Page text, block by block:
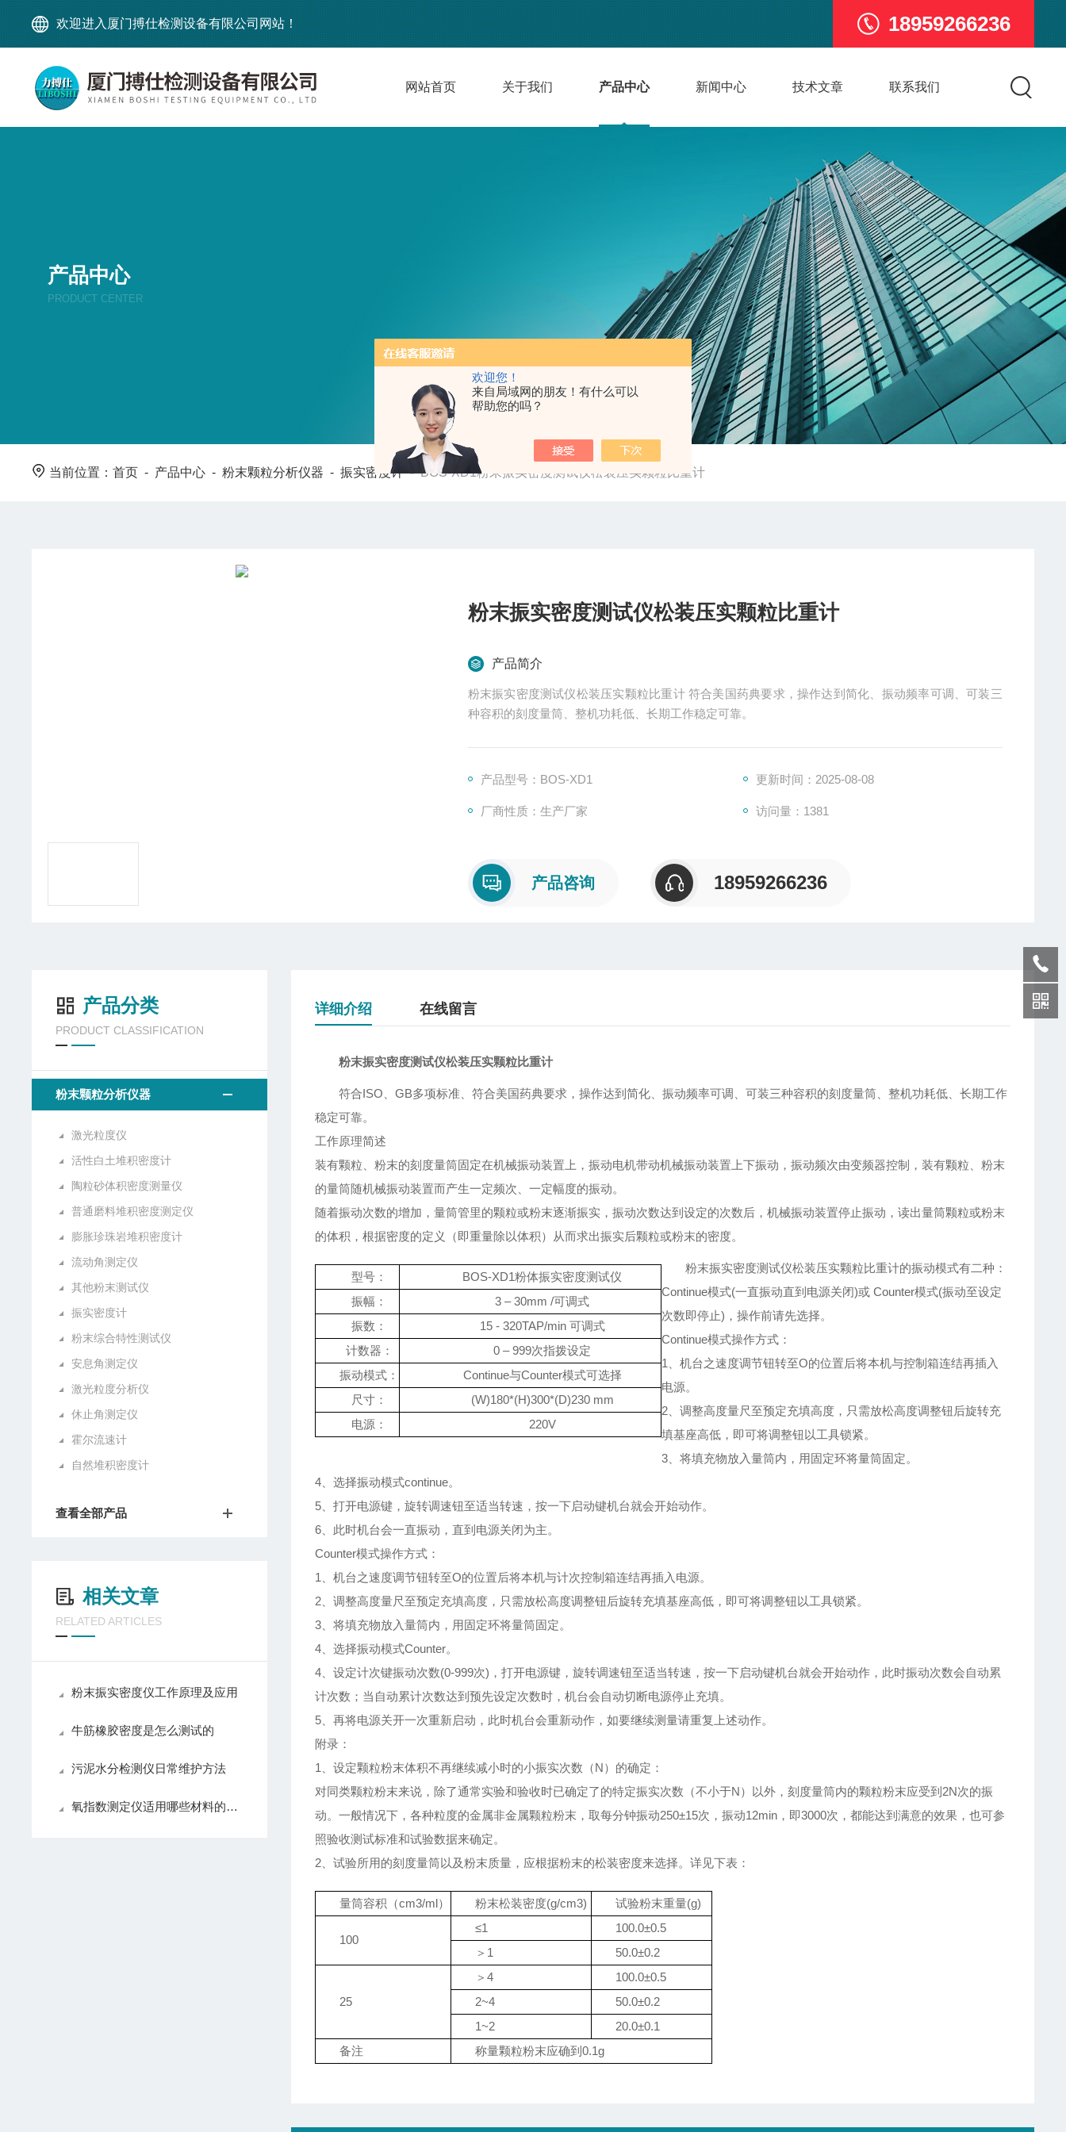
欢迎您！
来自局域网的朋友！有什么可以
帮助您的吗？
欢迎进入厦门搏仕检测设备有限公司网站！ 18959266236
网站首页 关于我们 产品中心 新闻中心 技术文章 联系我们
产品中心
PRODUCT CENTER
当前位置：首页 - 产品中心 -粉末颗粒分析仪器 -振实密度计-BOS-XD1粉末振实密度测试仪松装压实颗粒比重计
粉末振实密度测试仪松装压实颗粒比重计
产品简介
粉末振实密度测试仪松装压实颗粒比重计 符合美国药典要求，操作达到简化、振动频率可调、可装三
种容积的刻度量筒、整机功耗低、长期工作稳定可靠。
产品型号：BOS-XD1 更新时间：2025-08-08
厂商性质：生产厂家 访问量：1381
产品咨询 18959266236
产品分类
PRODUCT CLASSIFICATION
粉末颗粒分析仪器
激光粒度仪
活性白土堆积密度计
陶粒砂体积密度测量仪
普通磨料堆积密度测定仪
膨胀珍珠岩堆积密度计
流动角测定仪
其他粉末测试仪
振实密度计
粉末综合特性测试仪
安息角测定仪
激光粒度分析仪
休止角测定仪
霍尔流速计
自然堆积密度计
查看全部产品
相关文章
RELATED ARTICLES
粉末振实密度仪工作原理及应用
牛筋橡胶密度是怎么测试的
污泥水分检测仪日常维护方法
氧指数测定仪适用哪些材料的测定
详细介绍 在线留言
粉末振实密度测试仪松装压实颗粒比重计
符合ISO、GB多项标准、符合美国药典要求，操作达到简化、振动频率可调、可装三种容积的刻度量筒、整机功耗低、长期工作
稳定可靠。
工作原理简述
装有颗粒、粉末的刻度量筒固定在机械振动装置上，振动电机带动机械振动装置上下振动，振动频次由变频器控制，装有颗粒、粉末
的量筒随机械振动装置而产生一定频次、一定幅度的振动。
随着振动次数的增加，量筒管里的颗粒或粉末逐渐振实，振动次数达到设定的次数后，机械振动装置停止振动，读出量筒颗粒或粉末
的体积，根据密度的定义（即重量除以体积）从而求出振实后颗粒或粉末的密度。
型号：
BOS-XD1粉体振实密度测试仪
振幅：
3 – 30mm /可调式
振数：
15 - 320TAP/min 可调式
计数器：
0 – 999次指拨设定
振动模式：
Continue与Counter模式可选择
尺寸：
(W)180*(H)300*(D)230 mm
电源：
220V
粉末振实密度测试仪松装压实颗粒比重计的振动模式有二种：
Continue模式(一直振动直到电源关闭)或 Counter模式(振动至设定
次数即停止)，操作前请先选择。
Continue模式操作方式：
1、机台之速度调节钮转至O的位置后将本机与控制箱连结再插入
电源。
2、调整高度量尺至预定充填高度，只需放松高度调整钮后旋转充
填基座高低，即可将调整钮以工具锁紧。
3、将填充物放入量筒内，用固定环将量筒固定。
4、选择振动模式continue。
5、打开电源键，旋转调速钮至适当转速，按一下启动键机台就会开始动作。
6、此时机台会一直振动，直到电源关闭为主。
Counter模式操作方式：
1、机台之速度调节钮转至O的位置后将本机与计次控制箱连结再插入电源。
2、调整高度量尺至预定充填高度，只需放松高度调整钮后旋转充填基座高低，即可将调整钮以工具锁紧。
3、将填充物放入量筒内，用固定环将量筒固定。
4、选择振动模式Counter。
4、设定计次键振动次数(0-999次)，打开电源键，旋转调速钮至适当转速，按一下启动键机台就会开始动作，此时振动次数会自动累
计次数；当自动累计次数达到预先设定次数时，机台会自动切断电源停止充填。
5、再将电源关开一次重新启动，此时机台会重新动作，如要继续测量请重复上述动作。
附录：
1、设定颗粒粉末体积不再继续减小时的小振实次数（N）的确定：
对同类颗粒粉末来说，除了通常实验和验收时已确定了的特定振实次数（不小于N）以外，刻度量筒内的颗粒粉末应受到2N次的振
动。一般情况下，各种粒度的金属非金属颗粒粉末，取每分钟振动250±15次，振动12min，即3000次，都能达到满意的效果，也可参
照验收测试标准和试验数据来确定。
2、试验所用的刻度量筒以及粉末质量，应根据粉末的松装密度来选择。详见下表：
量筒容积（cm3/ml） 粉末松装密度(g/cm3) 试验粉末重量(g)
100
≤1
100.0±0.5
＞1
50.0±0.2
25
＞4
100.0±0.5
2~4
50.0±0.2
1~2
20.0±0.1
备注
称量颗粒粉末应确到0.1g